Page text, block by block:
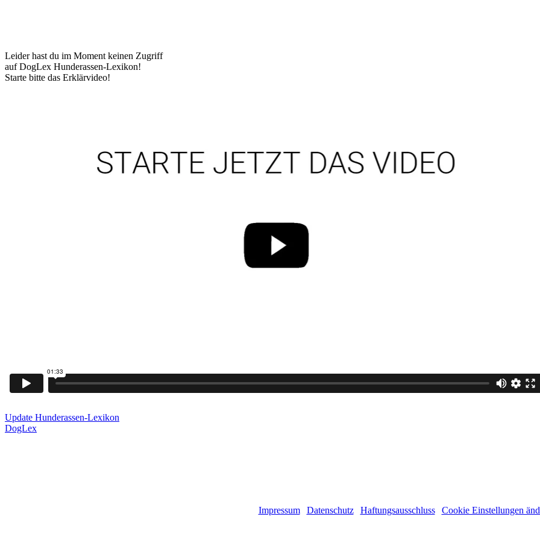
Leider hast du im Moment keinen Zugriff
auf DogLex Hunderassen-Lexikon!
Starte bitte das Erklärvideo!
Update Hunderassen-Lexikon
DogLex
Impressum| Datenschutz| Haftungsausschluss| Cookie Einstellungen